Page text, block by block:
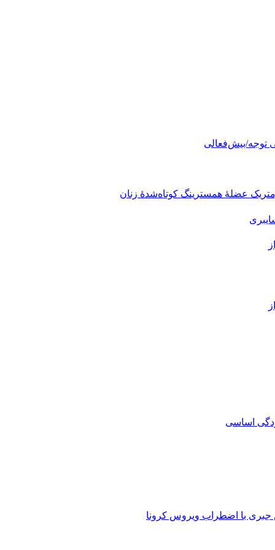
توجه/بیش‌فعالی
عضلهٔ همسترینگ کوتاه‌شدهٔ زنان
جبری با اضطراب ویروس کرونا